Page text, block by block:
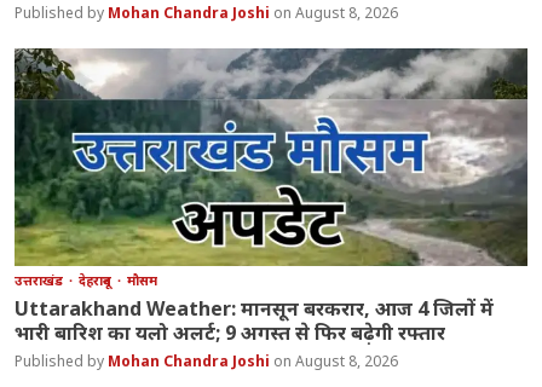
Mohan Chandra Joshi August 8, 2026
उत्तराखंड देहरादून मौसम
Uttarakhand Weather: मानसून बरकरार, आज 4 जिलों में
भारी बारिश का यलो अलर्ट; 9 अगस्त से फिर बढ़ेगी रफ्तार
Mohan Chandra Joshi August 8, 2026